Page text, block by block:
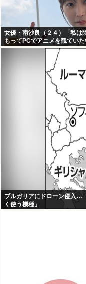
女優・南沙良（２４）「私は
もってPCでアニメを観ていた
ブルガリアにドローン侵入…
く使う機種」